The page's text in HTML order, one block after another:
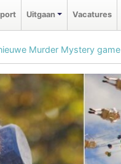
Uitgaan Vacatures
Murder Mystery game